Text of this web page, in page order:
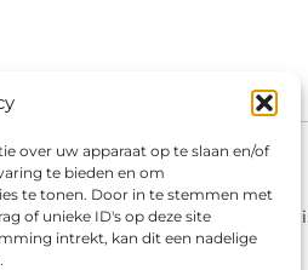
over uw apparaat op te slaan en/of
te bieden en om
te tonen. Door in te stemmen met
of unieke ID's op deze site
intrekt, kan dit een nadelige
Het bord is uitgevoerd